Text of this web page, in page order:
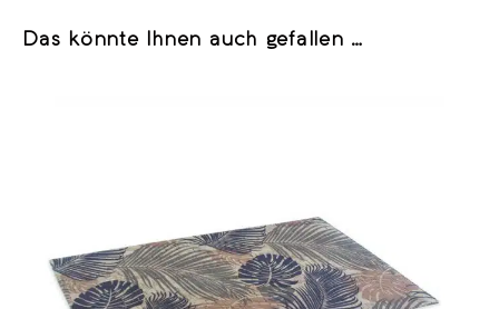
Das könnte Ihnen auch gefallen …